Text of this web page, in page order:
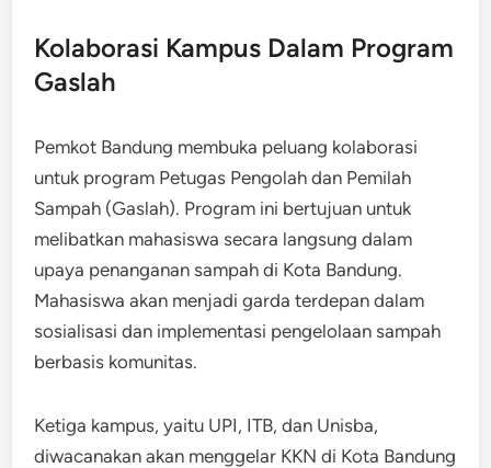
Kolaborasi Kampus Dalam Program
Gaslah
Pemkot Bandung membuka peluang kolaborasi
untuk program Petugas Pengolah dan Pemilah
Sampah (Gaslah). Program ini bertujuan untuk
melibatkan mahasiswa secara langsung dalam
upaya penanganan sampah di Kota Bandung.
Mahasiswa akan menjadi garda terdepan dalam
sosialisasi dan implementasi pengelolaan sampah
berbasis komunitas.
Ketiga kampus, yaitu UPI, ITB, dan Unisba,
diwacanakan akan menggelar KKN di Kota Bandung